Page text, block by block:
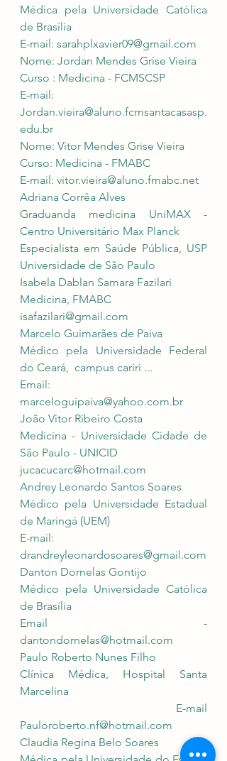
Médica pela Universidade Católica
de Brasília
E-mail: sarahplxavier09@gmail.com
Nome: Jordan Mendes Grise Vieira
Curso : Medicina - FCMSCSP
Jordan.vieira@aluno.fcmsantacasasp.
edu.br
Nome: Vitor Mendes Grise Vieira
Curso: Medicina - FMABC
E-mail: vitor.vieira@aluno.fmabc.net
Adriana Corrêa Alves
Graduanda medicina UniMAX -
Centro Universitário Max Planck
Especialista em Saúde Pública, USP
Universidade de São Paulo
Isabela Dablan Samara Fazilari
Medicina, FMABC
isafazilari@gmail.com
Marcelo Guimarães de Paiva
Médico pela Universidade Federal
do Ceará,  campus cariri ...
marceloguipaiva@yahoo.com.br
João Vitor Ribeiro Costa
Medicina - Universidade Cidade de
São Paulo - UNICID
jucacucarc@hotmail.com
Andrey Leonardo Santos Soares
Médico pela Universidade Estadual
de Maringá (UEM)
drandreyleonardosoares@gmail.com
Danton Dornelas Gontijo
Médico pela Universidade Católica
de Brasília
dantondornelas@hotmail.com
Paulo Roberto Nunes Filho
Clínica Médica, Hospital Santa
Marcelina
Pauloroberto.nf@hotmail.com
Claudia Regina Belo Soares